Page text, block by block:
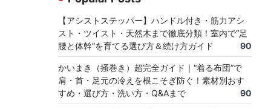
【アシストステッパー】ハンドル付き・筋力アシ
スト・ツイスト・天然木まで徹底分類！室内で“足
腰と体幹”を育てる選び方＆続け方ガイド
90
かいまき（掻巻き）超完全ガイド｜“着る布団”で
肩・首・足元の冷えを根こそぎ防ぐ！素材別おす
すめ・選び方・洗い方・Q&Aまで
90